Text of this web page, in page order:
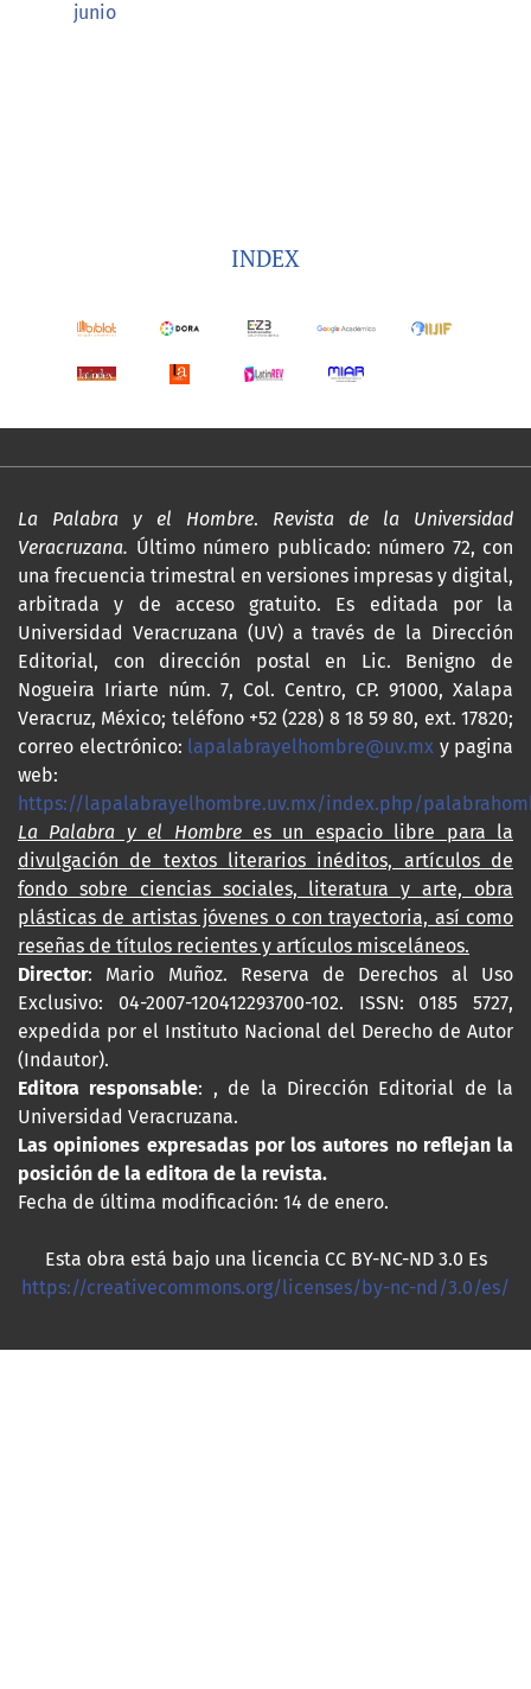
junio
INDEX
La Palabra y el Hombre. Revista de la Universidad
Veracruzana. Último número publicado: número 72, con
una frecuencia trimestral en versiones impresas y digital,
arbitrada y de acceso gratuito. Es editada por la
Universidad Veracruzana (UV) a través de la Dirección
Editorial, con dirección postal en Lic. Benigno de
Nogueira Iriarte núm. 7, Col. Centro, CP. 91000, Xalapa
Veracruz, México; teléfono +52 (228) 8 18 59 80, ext. 17820;
correo electrónico: lapalabrayelhombre@uv.mx y pagina
web:
https://lapalabrayelhombre.uv.mx/index.php/
La Palabra y el Hombre es un espacio libre para la
divulgación de textos literarios inéditos, artículos de
fondo sobre ciencias sociales, literatura y arte, obra
plásticas de artistas jóvenes o con trayectoria, así como
reseñas de títulos recientes y artículos misceláneos.
Director: Mario Muñoz. Reserva de Derechos al Uso
Exclusivo: 04-2007-120412293700-102. ISSN: 0185 5727,
expedida por el Instituto Nacional del Derecho de Autor
(Indautor).
Editora responsable: , de la Dirección Editorial de la
Universidad Veracruzana.
Las opiniones expresadas por los autores no reflejan la
posición de la editora de la revista.
Fecha de última modificación: 14 de enero.
Esta obra está bajo una licencia CC BY-NC-ND 3.0 Es
https://creativecommons.org/licenses/by-nc-nd/3.0/es/